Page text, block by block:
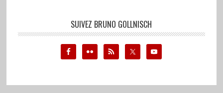
SUIVEZ BRUNO GOLLNISCH